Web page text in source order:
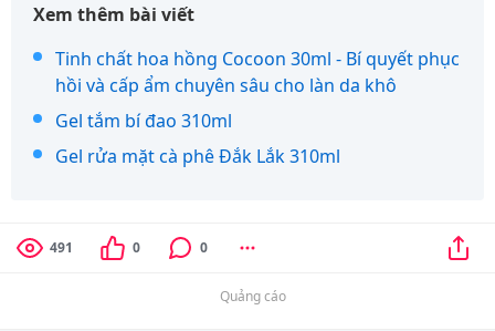
Xem thêm bài viết
Tinh chất hoa hồng Cocoon 30ml - Bí quyết phục
hồi và cấp ẩm chuyên sâu cho làn da khô
Gel tắm bí đao 310ml
Gel rửa mặt cà phê Đắk Lắk 310ml
491 0 0
Quảng cáo